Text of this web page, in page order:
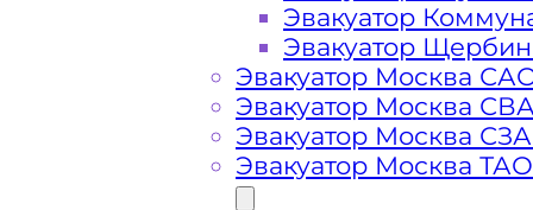
Эвакуатор
Эвакуатор
Эвакуатор Москва
Эвакуатор Москва
Эвакуатор Москва
Эвакуатор Москва ТАО